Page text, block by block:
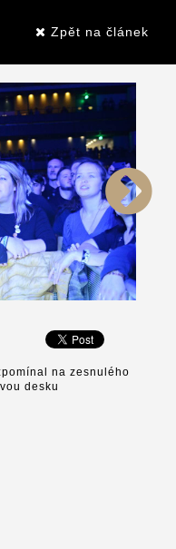
Zpět na článek
na zesnulého
desku